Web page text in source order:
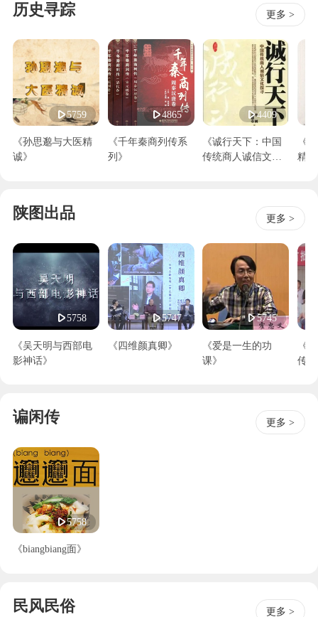
历史寻踪 更多 >
5759
《孙思邈与大医精
诚》
4865
《千年秦商列传系
列》
4409
《诚行天下：中国
传统商人诚信文化
《
精
陕图出品 更多 >
5758
《吴天明与西部电
影神话》
5747
《四维颜真卿》
5745
《爱是一生的功
课》
《
传
谝闲传 更多 >
5758
《biangbiang面》
民风民俗 更多 >